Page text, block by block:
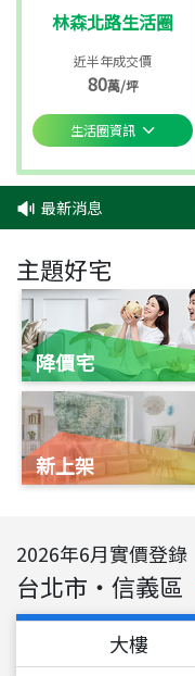
林森北路生活圈
近半年成交價
80萬/坪
生活圈資訊
最新消息
主題好宅
降價宅
新上架
2026年6月實價登錄
台北市 ・ 信義區
大樓